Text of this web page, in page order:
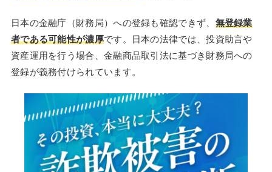
日本の金融庁（財務局）への登録も確認できず、 無登録業
者である可能性が濃厚です。日本の法律では、投資助言や
資産運用を行う場合、金融商品取引法に基づき財務局への
登録が義務付けられています。